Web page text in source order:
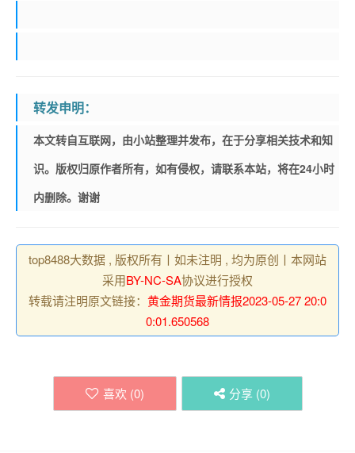
转发申明：
本文转自互联网，由小站整理并发布，在于分享相关技术和知
识。版权归原作者所有，如有侵权，请联系本站，将在24小时
内删除。谢谢
top8488大数据 , 版权所有丨如未注明 , 均为原创丨本网站
采用BY-NC-SA协议进行授权
转载请注明原文链接： 黄金期货最新情报2023-05-27 20:0
0:01.650568
喜欢 (0) 分享 (0)